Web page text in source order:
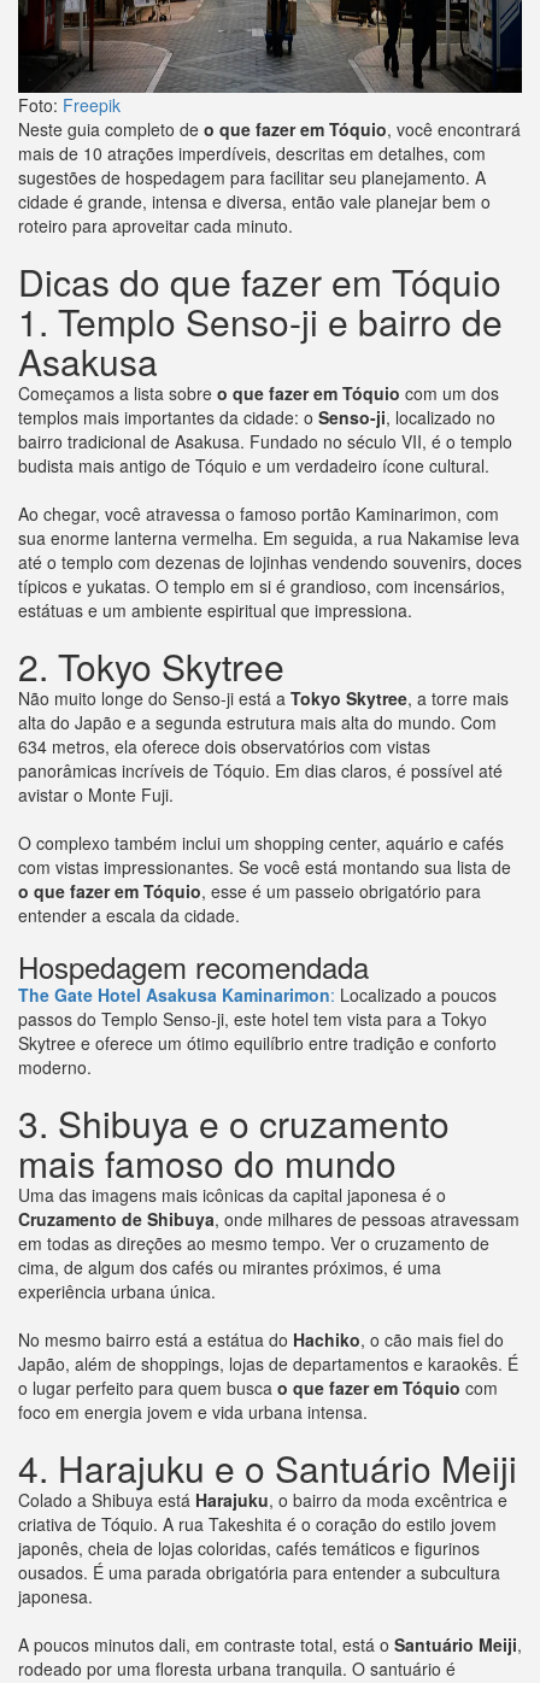
Foto: Freepik
Neste guia completo de o que fazer em Tóquio, você encontrará
mais de 10 atrações imperdíveis, descritas em detalhes, com
sugestões de hospedagem para facilitar seu planejamento. A
cidade é grande, intensa e diversa, então vale planejar bem o
roteiro para aproveitar cada minuto.
Dicas do que fazer em Tóquio
1. Templo Senso-ji e bairro de
Asakusa
Começamos a lista sobre o que fazer em Tóquio com um dos
templos mais importantes da cidade: o Senso-ji, localizado no
bairro tradicional de Asakusa. Fundado no século VII, é o templo
budista mais antigo de Tóquio e um verdadeiro ícone cultural.
Ao chegar, você atravessa o famoso portão Kaminarimon, com
sua enorme lanterna vermelha. Em seguida, a rua Nakamise leva
até o templo com dezenas de lojinhas vendendo souvenirs, doces
típicos e yukatas. O templo em si é grandioso, com incensários,
estátuas e um ambiente espiritual que impressiona.
2. Tokyo Skytree
Não muito longe do Senso-ji está a Tokyo Skytree, a torre mais
alta do Japão e a segunda estrutura mais alta do mundo. Com
634 metros, ela oferece dois observatórios com vistas
panorâmicas incríveis de Tóquio. Em dias claros, é possível até
avistar o Monte Fuji.
O complexo também inclui um shopping center, aquário e cafés
com vistas impressionantes. Se você está montando sua lista de
o que fazer em Tóquio, esse é um passeio obrigatório para
entender a escala da cidade.
Hospedagem recomendada
The Gate Hotel Asakusa Kaminarimon: Localizado a poucos
passos do Templo Senso-ji, este hotel tem vista para a Tokyo
Skytree e oferece um ótimo equilíbrio entre tradição e conforto
moderno.
3. Shibuya e o cruzamento
mais famoso do mundo
Uma das imagens mais icônicas da capital japonesa é o
Cruzamento de Shibuya, onde milhares de pessoas atravessam
em todas as direções ao mesmo tempo. Ver o cruzamento de
cima, de algum dos cafés ou mirantes próximos, é uma
experiência urbana única.
No mesmo bairro está a estátua do Hachiko, o cão mais fiel do
Japão, além de shoppings, lojas de departamentos e karaokês. É
o lugar perfeito para quem busca o que fazer em Tóquio com
foco em energia jovem e vida urbana intensa.
4. Harajuku e o Santuário Meiji
Colado a Shibuya está Harajuku, o bairro da moda excêntrica e
criativa de Tóquio. A rua Takeshita é o coração do estilo jovem
japonês, cheia de lojas coloridas, cafés temáticos e figurinos
ousados. É uma parada obrigatória para entender a subcultura
japonesa.
A poucos minutos dali, em contraste total, está o Santuário Meiji,
rodeado por uma floresta urbana tranquila. O santuário é